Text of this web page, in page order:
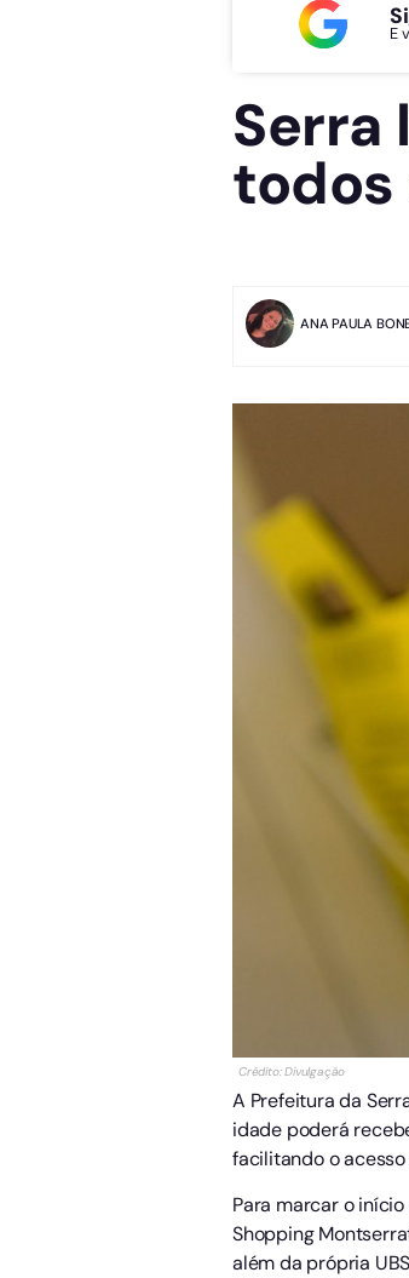
E
Serra
todos
ANA PAULA
Crédito: Divulgação
A Prefeitura da
idade poderá
facilitando o
Para marcar o
Shopping
além da própria